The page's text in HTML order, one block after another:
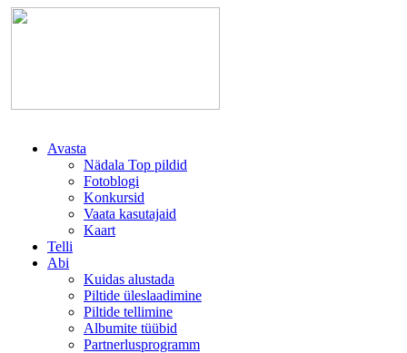
Avasta
Nädala Top pildid
Fotoblogi
Konkursid
Vaata kasutajaid
Kaart
Telli
Abi
Kuidas alustada
Piltide üleslaadimine
Piltide tellimine
Albumite tüübid
Partnerlusprogramm